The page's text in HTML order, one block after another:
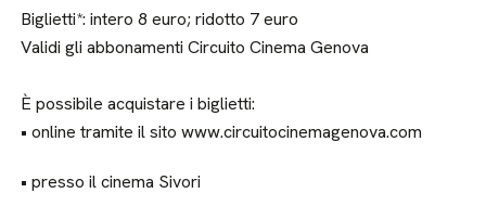
Biglietti*: intero 8 euro; ridotto 7 euro
Validi gli abbonamenti Circuito Cinema Genova
È possibile acquistare i biglietti:
• online tramite il sito www.circuitocinemagenova.com
• presso il cinema Sivori